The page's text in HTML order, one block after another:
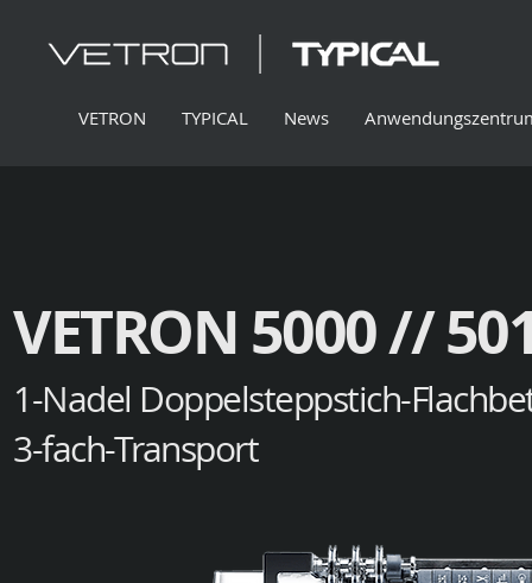
VETRON TYPICAL News
VETRON 5000 //
1-Nadel Doppelsteppstich-
3-fach-Transport